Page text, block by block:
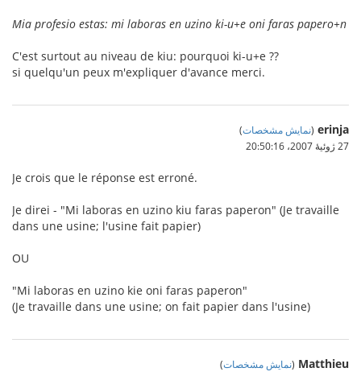
Mia profesio estas: mi laboras en uzino ki-u+e oni faras papero+n
C'est surtout au niveau de kiu: pourquoi ki-u+e ??
si quelqu'un peux m'expliquer d'avance merci.
erinja
(نمایش مشخصات)
27 ژوئیهٔ 2007،‏ 20:50:16
Je crois que le réponse est erroné.
Je direi - "Mi laboras en uzino kiu faras paperon" (Je travaille
dans une usine; l'usine fait papier)
OU
"Mi laboras en uzino kie oni faras paperon"
(Je travaille dans une usine; on fait papier dans l'usine)
Matthieu
(نمایش مشخصات)